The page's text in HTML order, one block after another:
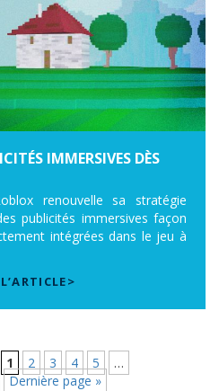
IMMERSIVES DÈS
renouvelle sa stratégie
publicités immersives façon
intégrées dans le jeu à
1 2 3 4 5
…
Dernière page »